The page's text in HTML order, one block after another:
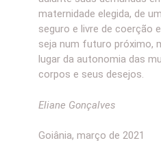
maternidade elegida, de
seguro e livre de coerção
seja num futuro próximo,
lugar da autonomia das
corpos e seus desejos.
Eliane Gonçalves
Goiânia, março de 2021